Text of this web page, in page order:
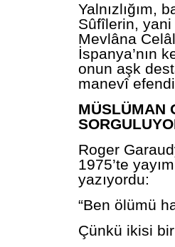
Yalnızlığım,
Sûfîlerin,
Mevlâna
İspanya’nın
onun aşk
manevî
MÜSLÜMAN
Roger
1975’te
yazıyordu:
“Ben ölümü
Çünkü ikisi